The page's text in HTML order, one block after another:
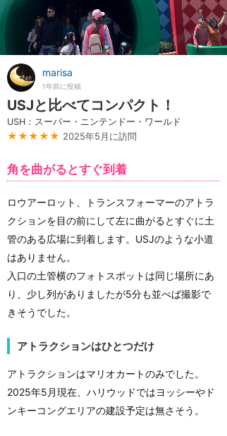
marisa
1年前に投稿
USJと比べてコンパクト！
USH：スーパー・ニンテンドー・ワールド
★★★★★ 2025年5月に訪問
角を曲がるとすぐ到着
ロウアーロット、トランスフォーマーのアトラ
クションを目の前にして左に曲がるとすぐに土
管のある広場に到着します。USJのような小道
はありません。
入口の土管横のフォトスポットは同じ場所にあ
り、少し列がありましたが5分も並べば撮影で
きそうでした。
アトラクションはひとつだけ
アトラクションはマリオカートのみでした。
2025年5月現在、ハリウッドではヨッシーやド
ンキーコングエリアの建設予定は無さそう。